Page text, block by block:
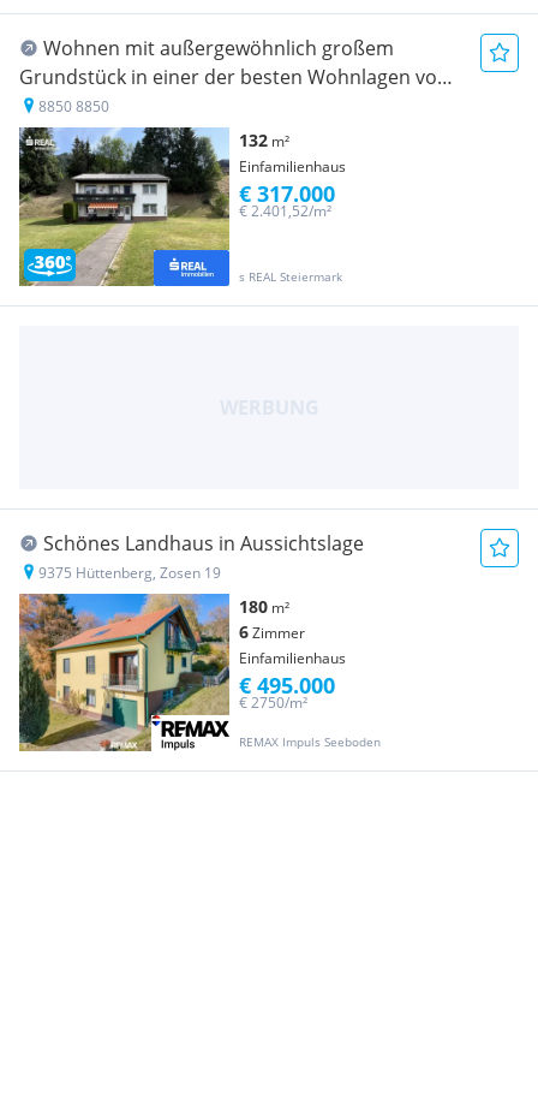
Wohnen mit außergewöhnlich großem
Grundstück in einer der besten Wohnlagen von
Murau - Ein Zuhause mit Seltenheitswert
8850 8850
132 m²
Einfamilienhaus
s REAL Steiermark
€ 2.401,52/m²
€ 317.000
Schönes Landhaus in Aussichtslage
9375 Hüttenberg, Zosen 19
180 m²
6Zimmer
Einfamilienhaus
REMAX Impuls Seeboden
€ 2750/m²
€ 495.000